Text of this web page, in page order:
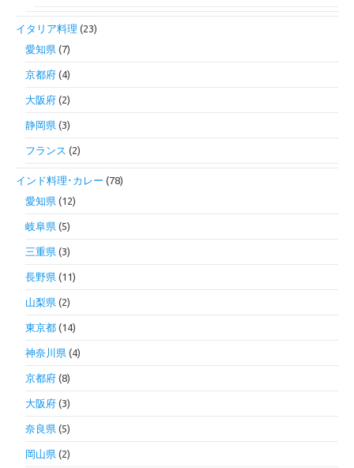
イタリア料理 (23)
愛知県 (7)
京都府 (4)
大阪府 (2)
静岡県 (3)
フランス (2)
インド料理･カレー (78)
愛知県 (12)
岐阜県 (5)
三重県 (3)
長野県 (11)
山梨県 (2)
東京都 (14)
神奈川県 (4)
京都府 (8)
大阪府 (3)
奈良県 (5)
岡山県 (2)